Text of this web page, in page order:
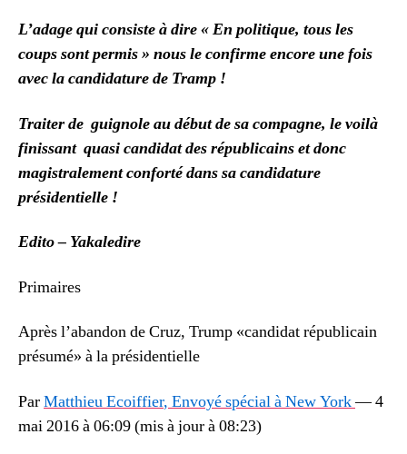
L’adage qui consiste à dire « En politique, tous les
coups sont permis » nous le confirme encore une fois
avec la candidature de Tramp !
Traiter de guignole au début de sa compagne, le voilà
finissant quasi candidat des républicains et donc
magistralement conforté dans sa candidature
présidentielle !
Edito – Yakaledire
Primaires
Après l’abandon de Cruz, Trump «candidat républicain
présumé» à la présidentielle
ParMatthieu Ecoiffier, Envoyé spécial à New York—4
mai 2016 à 06:09(mis à jour à08:23)